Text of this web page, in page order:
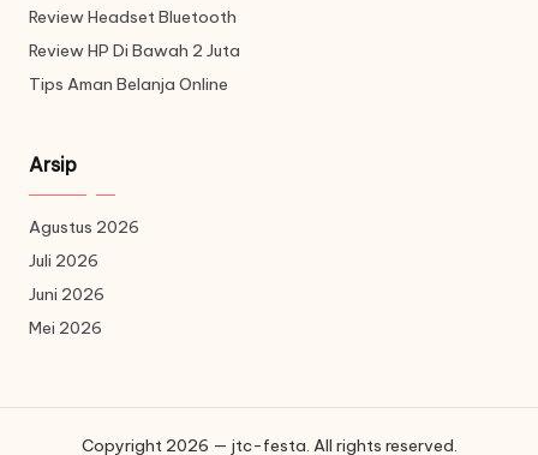
Review Headset Bluetooth
Review HP Di Bawah 2 Juta
Tips Aman Belanja Online
Arsip
Agustus 2026
Juli 2026
Juni 2026
Mei 2026
Copyright 2026 — jtc-festa. All rights reserved.